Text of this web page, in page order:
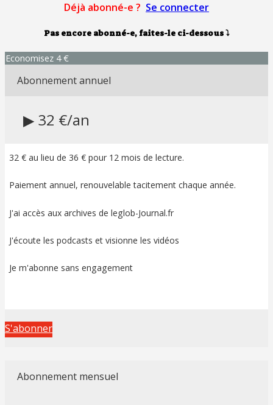
Déjà abonné-e ? Se connecter
Pas encore abonné-e, faites-le ci-dessous⤵
Economisez 4 €
Abonnement annuel
▶ 32 €/an
32 € au lieu de 36 € pour 12 mois de lecture.
Paiement annuel, renouvelable tacitement chaque année.
J'ai accès aux archives de leglob-Journal.fr
J'écoute les podcasts et visionne les vidéos
Je m'abonne sans engagement
S'abonner
Abonnement mensuel